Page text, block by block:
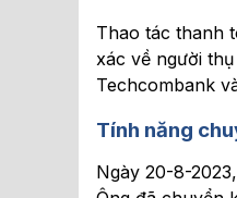
Thao tác thanh
xác về người
Techcombank
Tính năng
Ngày 20-8-